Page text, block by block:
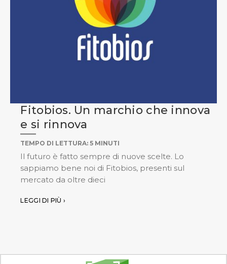
Fitobios. Un marchio che innova
e si rinnova
TEMPO DI LETTURA: 5 MINUTI
Il futuro è fatto sempre di nuove scelte. Lo
sappiamo bene noi di Fitobios, presenti sul
mercato da oltre dieci
LEGGI DI PIÙ ›